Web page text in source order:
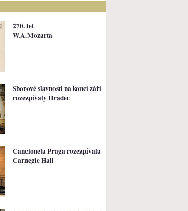
270. let
W.A.Mozarta
Sborové slavnosti na konci září
rozezpívaly Hradec
Cancioneta Praga rozezpívala
Carnegie Hall